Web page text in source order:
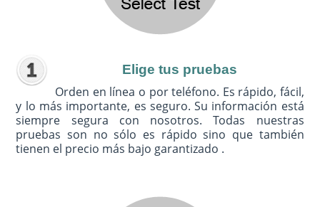
Elige tus pruebas
Orden en línea o por teléfono. Es rápido, fácil,
y lo más importante, es seguro. Su información está
siempre segura con nosotros. Todas nuestras
pruebas son no sólo es rápido sino que también
tienen el precio más bajo garantizado .